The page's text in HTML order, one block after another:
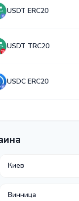
USDT ERC20
USDT TRC20
USDC ERC20
Киев
Винница